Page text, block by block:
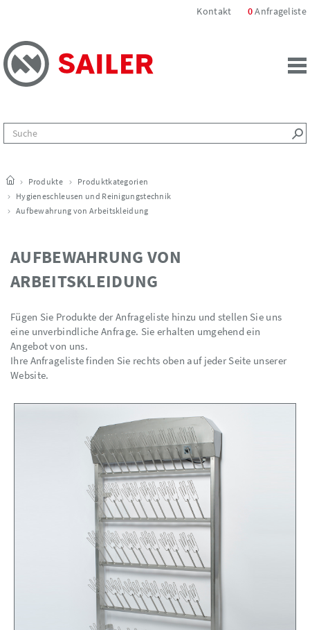
Kontakt 0Anfrageliste
Produkte
Produktkategorien
Hygieneschleusen und Reinigungstechnik
Aufbewahrung von Arbeitskleidung
AUFBEWAHRUNG VON
ARBEITSKLEIDUNG
Fügen Sie Produkte der Anfrageliste hinzu und stellen Sie uns
eine unverbindliche Anfrage. Sie erhalten umgehend ein
Angebot von uns.
Ihre Anfrageliste finden Sie rechts oben auf jeder Seite unserer
Website.